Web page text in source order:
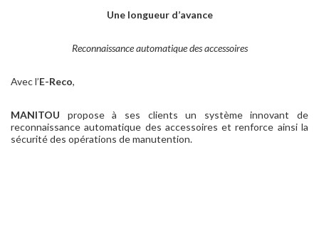
Une longueur d’avance
Reconnaissance automatique des accessoires
Avec l’E-Reco,
MANITOU propose à ses clients un système innovant de
reconnaissance automatique des accessoires et renforce ainsi la
sécurité des opérations de manutention.